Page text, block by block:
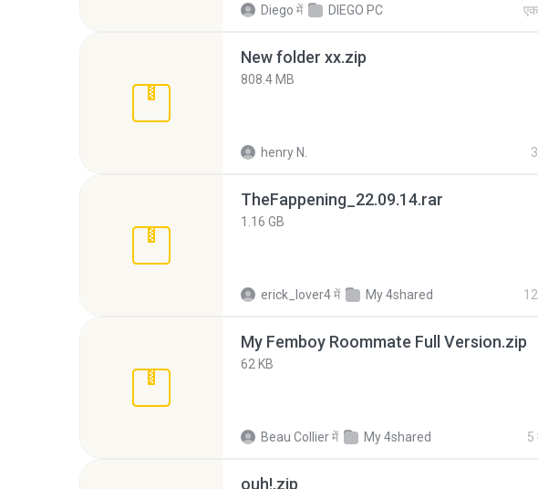
Diego में DIEGO PC
New folder xx.zip
808.4 MB
henry N.
TheFappening_22.09.14.rar
1.16 GB
erick_lover4में My 4shared
My Femboy Roommate Full Version.zip
62 KB
Beau Collierमें My 4shared 5
ouh!.zip